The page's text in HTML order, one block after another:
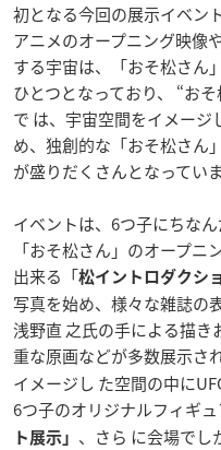
初となる今回の展示イベン
アニメのオープニング映像
する宇宙は、「おそ松さん
ひとつとなっており、 “お
で は、宇宙空間をイメー
め、独創的な「おそ松さん
が盛りだくさんとなっていま
イベントは、6つ子にちな
「おそ松さん」のオープ
出来る「松イントロダクシ
写真を始め、様々な雑誌の
浅野直 之氏の手による描
重な原画などが多数展示さ
イメージし た空間の中に
6つ子のオリジナルフィギ
ト展示」 、さら に会場でし